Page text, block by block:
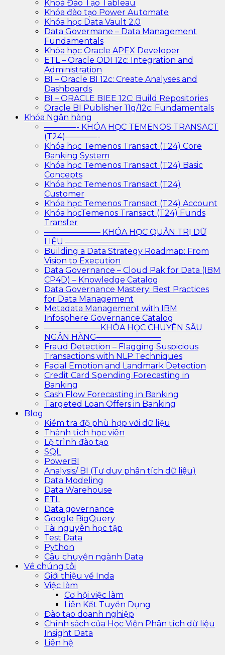
Khoá Đào Tạo Tableau
Khóa đào tạo Power Automate
Khóa học Data Vault 2.0
Data Govermane – Data Management
Fundamentals
Khóa học Oracle APEX Developer
ETL – Oracle ODI 12c: Integration and
Administration
BI – Oracle BI 12c: Create Analyses and
Dashboards
BI – ORACLE BIEE 12C: Build Repositories
Oracle BI Publisher 11g/12c: Fundamentals
Khóa Ngân hàng
————- KHÓA HỌC TEMENOS TRANSACT
(T24)————-
Khóa học Temenos Transact (T24) Core
Banking System
Khóa học Temenos Transact (T24) Basic
Concepts
Khóa học Temenos Transact (T24)
Customer
Khóa học Temenos Transact (T24) Account
Khóa họcTemenos Transact (T24) Funds
Transfer
——————— KHÓA HỌC QUẢN TRỊ DỮ
LIỆU ————————
Building a Data Strategy Roadmap: From
Vision to Execution
Data Governance – Cloud Pak for Data (IBM
CP4D) – Knowledge Catalog
Data Governance Mastery: Best Practices
for Data Management
Metadata Management with IBM
Infosphere Governance Catalog
———————KHÓA HỌC CHUYÊN SÂU
NGÂN HÀNG————————
Fraud Detection – Flagging Suspicious
Transactions with NLP Techniques
Facial Emotion and Landmark Detection
Credit Card Spending Forecasting in
Banking
Cash Flow Forecasting in Banking
Targeted Loan Offers in Banking
Blog
Kiểm tra độ phù hợp với dữ liệu
Thành tích học viên
Lộ trình đào tạo
SQL
PowerBI
Analysis/ BI (Tư duy phân tích dữ liệu)
Data Modeling
Data Warehouse
ETL
Data governance
Google BigQuery
Tài nguyên học tập
Test Data
Python
Câu chuyện ngành Data
Về chúng tôi
Giới thiệu về Inda
Việc làm
Cơ hội việc làm
Liên Kết Tuyển Dụng
Đào tạo doanh nghiệp
Chính sách của Học Viện Phân tích dữ liệu
Insight Data
Liên hệ